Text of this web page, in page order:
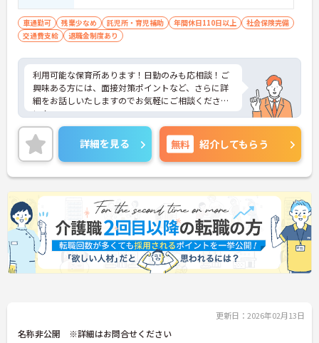
車通勤可 残業少なめ 託児所・育児補助 年間休日110日以上
社会保険完備
交通費支給
退職金制度あり
利用可能な保育所あります！日勤のみも応相談！ご
興味ある方には、面接対策ポイントなど、さらに詳
細をお話しいたしますのでお気軽にご相談くださ
い！
詳細を見る 無料 紹介してもらう
更新日：2026年02月13日
名称非公開 ※詳細はお問合せください